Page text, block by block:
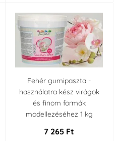
Fehér gumipaszta -
használatra kész virágok
és finom formák
modellezéséhez 1 kg
7 265 Ft